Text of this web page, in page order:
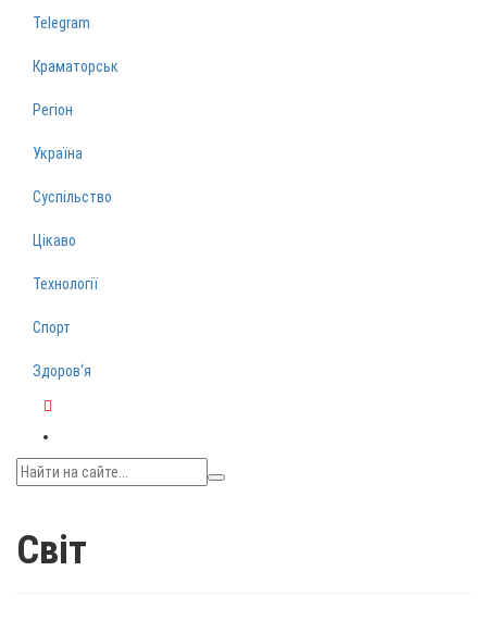
Telegram
Краматорськ
Регіон
Україна
Суспільство
Цікаво
Технології
Спорт
Здоров‘я
Світ